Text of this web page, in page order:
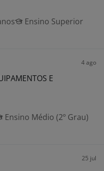
Ensino Superior
4 ago
E
Ensino Médio (2º Grau)
25 jul